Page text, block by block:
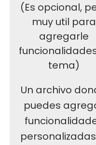
(Es opcional,
muy util para
agregarle
tema)
Un archivo
puedes